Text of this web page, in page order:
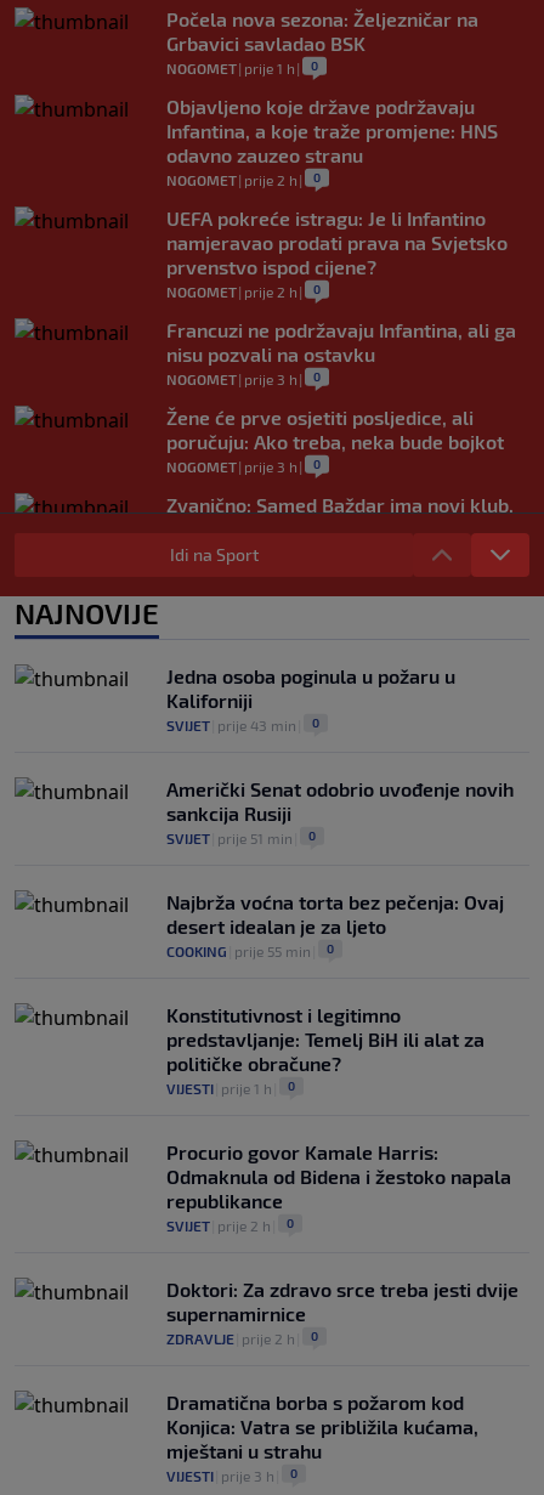
Počela nova sezona: Željezničar na
Grbavici savladao BSK
NOGOMET| prije 1 h | 0
Objavljeno koje države podržavaju
Infantina, a koje traže promjene: HNS
odavno zauzeo stranu
NOGOMET| prije 2 h | 0
UEFA pokreće istragu: Je li Infantino
namjeravao prodati prava na Svjetsko
prvenstvo ispod cijene?
NOGOMET| prije 2 h | 0
Francuzi ne podržavaju Infantina, ali ga
nisu pozvali na ostavku
NOGOMET| prije 3 h | 0
Žene će prve osjetiti posljedice, ali
poručuju: Ako treba, neka bude bojkot
NOGOMET| prije 3 h | 0
Zvanično: Samed Baždar ima novi klub,
zadužio broj sa velikom "težinom"
NOGOMET|prije 5 h
Prije nekoliko godina zaludjela je
Idi na Sport
NAJNOVIJE
Jedna osoba poginula u požaru u
Kaliforniji
SVIJET prije 43 min 0
Američki Senat odobrio uvođenje novih
sankcija Rusiji
SVIJET prije 51 min 0
Najbrža voćna torta bez pečenja: Ovaj
desert idealan je za ljeto
COOKING prije 55 min 0
Konstitutivnost i legitimno
predstavljanje: Temelj BiH ili alat za
političke obračune?
VIJESTI prije 1 h 0
Procurio govor Kamale Harris:
Odmaknula od Bidena i žestoko napala
republikance
SVIJET prije 2 h 0
Doktori: Za zdravo srce treba jesti dvije
supernamirnice
ZDRAVLJE prije 2 h 0
Dramatična borba s požarom kod
Konjica: Vatra se približila kućama,
mještani u strahu
VIJESTI prije 3 h 0